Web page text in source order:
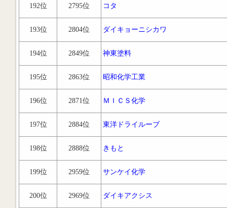
192位 2795位 コタ
193位 2804位 ダイキョーニシカワ
194位 2849位 神東塗料
195位 2863位 昭和化学工業
196位 2871位 ＭＩＣＳ化学
197位 2884位 東洋ドライルーブ
198位 2888位 きもと
199位 2959位 サンケイ化学
200位 2969位 ダイキアクシス